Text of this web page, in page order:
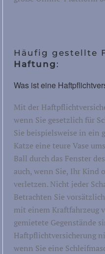
Häufig gestellte
Haftung :
Was ist eine
Mit der
wenn Sie gesetzlich für
Sie beispielsweise in ein
Katze eine teure Vase
Ball durch das Fenster
auch, wenn Sie, Ihr Kind
verletzen. Nicht jeder
Betrachten Sie
mit einem Kraftfahrzeug
gemietete Gegenstände
Haftpflichtversicherung
wenn Sie eine